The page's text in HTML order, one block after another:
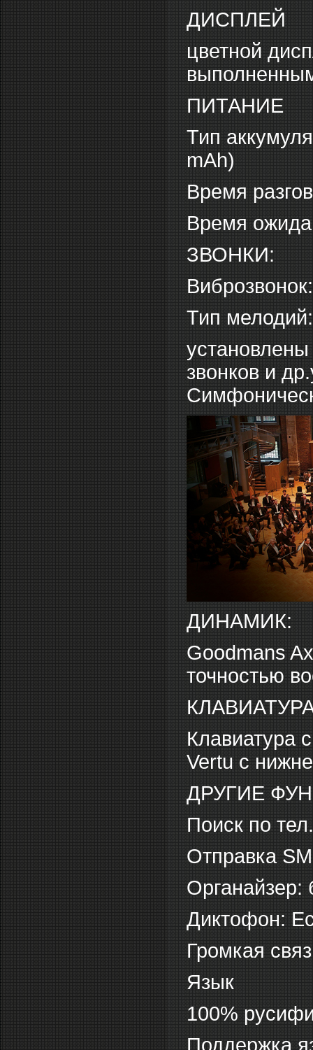
ДИСПЛЕЙ
цветной
ПИТАНИЕ
Тип
mAh)
Время
Время
ЗВОНКИ:
Тип
звонков и
ДИНАМИК:
Goodmans
точностью
Клавиатура
Vertu с
ДРУГИЕ
Поиск по
Отправка
Органайзер:
Диктофон:
Громкая
Язык
100%
Поддержка